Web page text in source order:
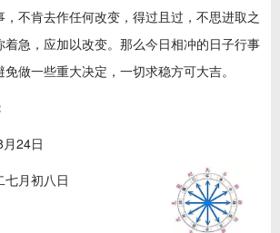
不肯去作任何改变，得过且过，不思进取之
急，应加以改变。那么今日相冲的日子行事
做一些重大决定，一切求稳方可大吉。
24日
月初八日